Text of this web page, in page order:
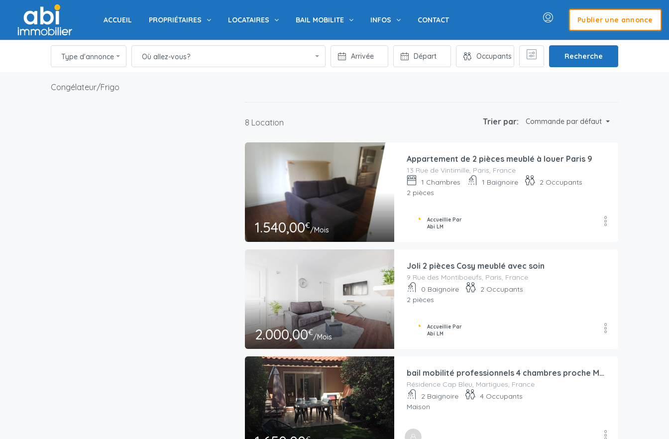
ACCUEIL PROPRIÉTAIRES LOCATAIRES BAIL MOBILITE INFOS CONTACT Publier une annonce
Type d'annonce Où allez-vous? Recherche
Congélateur/Frigo
8 Location Trier par: Commande par défaut
1.540,00€/Mois
Appartement de 2 pièces meublé à louer Paris 9
13 Rue de Vintimille, Paris, France
1 Chambres 1 Baignoire 2 Occupants
2 pièces
Accueillie Par
Abi LM
2.000,00€/Mois
Joli 2 pièces Cosy meublé avec soin
9 Rue des Montiboeufs, Paris, France
0 Baignoire 2 Occupants
2 pièces
Accueillie Par
Abi LM
bail mobilité professionnels 4 chambres proche Martigues, 200 m de la mer
Résidence Cap Bleu, Martigues, France
2 Baignoire 4 Occupants
Maison